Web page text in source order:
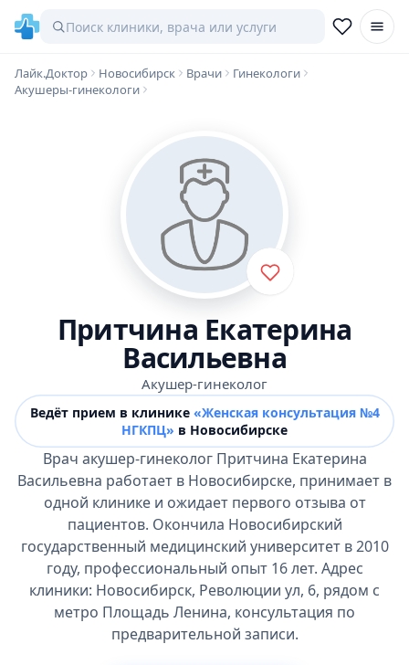
Лайк.Доктор Новосибирск Врачи
Гинекологи
Акушеры-гинекологи
Притчина Екатерина
Васильевна
Акушер-гинеколог
Ведёт прием в клинике «Женская консультация №4
НГКПЦ» в Новосибирске
Врач акушер-гинеколог Притчина Екатерина
Васильевна работает в Новосибирске, принимает в
одной клинике и ожидает первого отзыва от
пациентов. Окончила Новосибирский
государственный медицинский университет в 2010
году, профессиональный опыт 16 лет. Адрес
клиники: Новосибирск, Революции ул, 6, рядом с
метро Площадь Ленина, консультация по
предварительной записи.